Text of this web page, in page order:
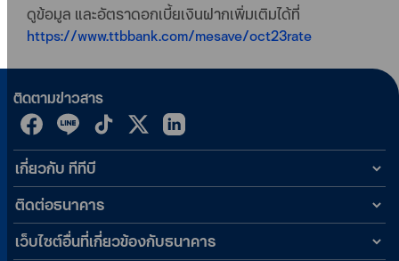
ดูข้อมูล และอัตราดอกเบี้ยเงินฝากเพิ่มเติมได้ที่
https://www.ttbbank.com/mesave/oct23rate
ติดตามข่าวสาร
เกี่ยวกับ ทีทีบี
ติดต่อธนาคาร
เว็บไซต์อื่นที่เกี่ยวข้องกับธนาคาร